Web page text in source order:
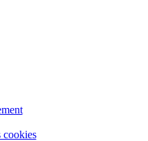
cookies